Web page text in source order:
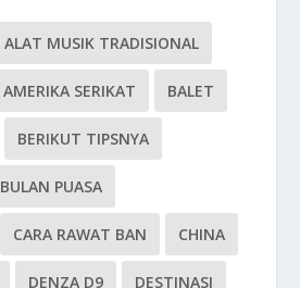
ALAT MUSIK TRADISIONAL
AMERIKA SERIKAT BALET
BERIKUT TIPSNYA
BULAN PUASA
CARA RAWAT BAN CHINA
DENZA D9 DESTINASI